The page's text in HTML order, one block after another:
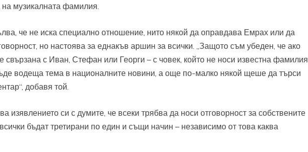
на музикалната фамилия.
че не иска специално отношение, нито някой да оправдава Емрах или да
но настоява за еднакъв аршин за всички. „Защото съм убеден, че ако
с Иван, Стефан или Георги – с човек, който не носи известна фамилия,
водеща тема в националните новини, а още по-малко някой щеше да търси
добавя той.
изявлението си с думите, че всеки трябва да носи отговорност за собствените
бъдат третирани по един и същи начин – независимо от това каква